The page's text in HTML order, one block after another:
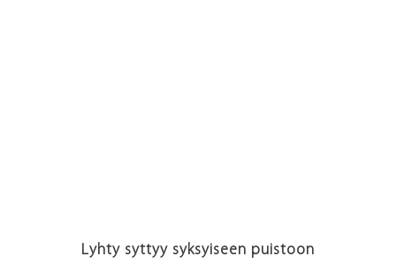
Lyhty syttyy syksyiseen puistoon